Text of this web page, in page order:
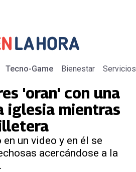
Tecno-Game Bienestar Servicios
'oran' con una
iglesia mientras
un video y en él se
acercándose a la